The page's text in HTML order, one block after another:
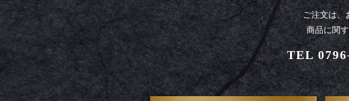
ご注文は、
商品に関
TEL